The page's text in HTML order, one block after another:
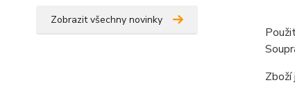
Zobrazit všechny novinky
Zboží